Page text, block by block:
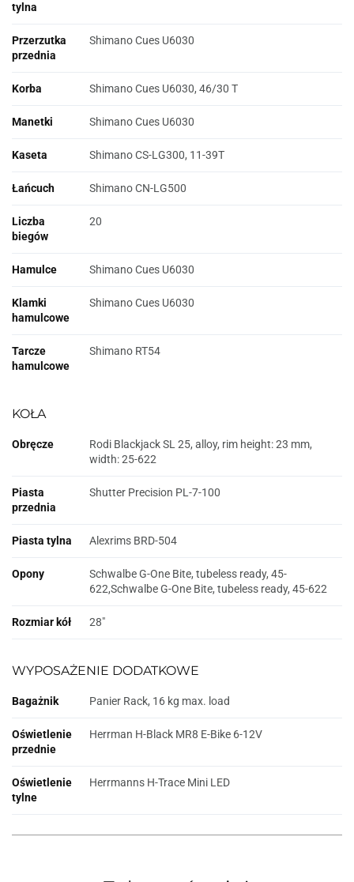
tylna
Przerzutka
przednia
Shimano Cues U6030
Korba Shimano Cues U6030, 46/30 T
Manetki Shimano Cues U6030
Kaseta Shimano CS-LG300, 11-39T
Łańcuch Shimano CN-LG500
Liczba
biegów
20
Hamulce Shimano Cues U6030
Klamki
hamulcowe
Shimano Cues U6030
Tarcze
hamulcowe
Shimano RT54
KOŁA
Obręcze
Rodi Blackjack SL 25, alloy, rim height: 23 mm,
width: 25-622
Piasta
przednia
Shutter Precision PL-7-100
Piasta tylna Alexrims BRD-504
Opony
Schwalbe G-One Bite, tubeless ready, 45-
622,Schwalbe G-One Bite, tubeless ready, 45-622
Rozmiar kół 28"
WYPOSAŻENIE DODATKOWE
Bagażnik Panier Rack, 16 kg max. load
Oświetlenie
przednie
Herrman H-Black MR8 E-Bike 6-12V
Oświetlenie
tylne
Herrmanns H-Trace Mini LED